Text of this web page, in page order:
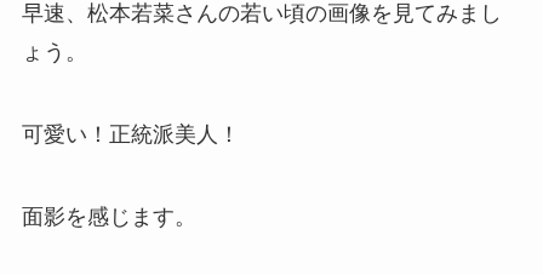
早速、松本若菜さんの若い頃の画像を見てみまし
ょう。
可愛い！正統派美人！
面影を感じます。